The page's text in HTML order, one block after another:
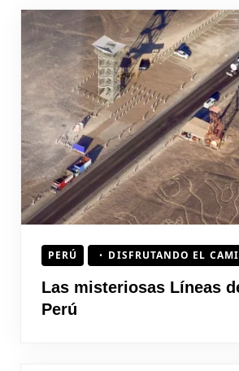
PERÚ DISFRUTANDO EL
Las misteriosas Líneas
Perú